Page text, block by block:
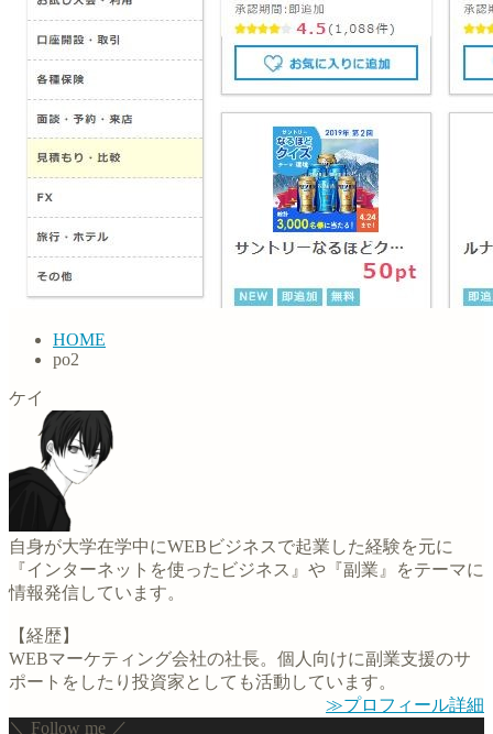
HOME
po2
ケイ
自身が大学在学中にWEBビジネスで起業した経験を元に
『インターネットを使ったビジネス』や『副業』をテーマに
情報発信しています。
【経歴】
WEBマーケティング会社の社長。個人向けに副業支援のサ
ポートをしたり投資家としても活動しています。
≫プロフィール詳細
＼ Follow me ／